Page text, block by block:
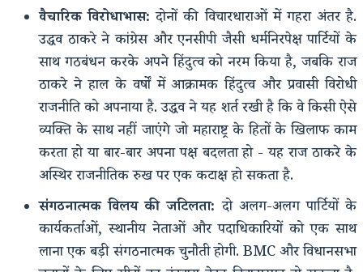
वैचारिक विरोधाभास: दोनों की विचारधाराओं में गहरा अंतर है.
उद्धव ठाकरे ने कांग्रेस और एनसीपी जैसी धर्मनिरपेक्ष पार्टियों के
साथ गठबंधन करके अपने हिंदुत्व को नरम किया है, जबकि राज
ठाकरे ने हाल के वर्षों में आक्रामक हिंदुत्व और प्रवासी विरोधी
राजनीति को अपनाया है. उद्धव ने यह शर्त रखी है कि वे किसी ऐसे
व्यक्ति के साथ नहीं जाएंगे जो महाराष्ट्र के हितों के खिलाफ काम
करता हो या बार-बार अपना पक्ष बदलता हो - यह राज ठाकरे के
अस्थिर राजनीतिक रुख पर एक कटाक्ष हो सकता है.
संगठनात्मक विलय की जटिलता: दो अलग-अलग पार्टियों के
कार्यकर्ताओं, स्थानीय नेताओं और पदाधिकारियों को एक साथ
लाना एक बड़ी संगठनात्मक चुनौती होगी. BMC और विधानसभा